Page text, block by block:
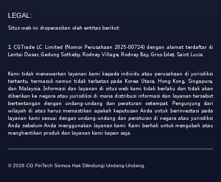
LEGAL:
Situs web ini dioperasikan oleh entitas berikut:
1. CGTrade LC Limited (Nomor Perusahaan 2025-00724) dengan alamat terdaftar di
Lantai Dasar, Gedung Sotheby, Rodney Village, Rodney Bay, Gros-Islet, Saint Lucia.
Kami tidak menawarkan layanan kami kepada individu atau perusahaan di yurisdiksi
tertentu, termasuk namun tidak terbatas pada Korea Utara, Hong Kong, Singapura,
dan Malaysia. Informasi dan layanan di situs web kami tidak berlaku dan tidak akan
diberikan ke negara atau yurisdiksi di mana distribusi informasi dan layanan tersebut
bertentangan dengan undang-undang dan peraturan setempat. Pengunjung dari
wilayah di atas harus memastikan apakah keputusan Anda untuk berinvestasi pada
layanan kami sesuai dengan undang-undang dan peraturan di negara atau yurisdiksi
Anda sebelum Anda menggunakan layanan kami. Kami berhak untuk mengubah atau
menghentikan produk dan layanan kami kapan saja.
© 2026 CG FinTech Semua Hak Dilindungi Undang-Undang.